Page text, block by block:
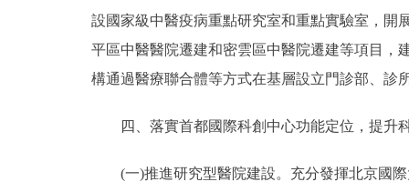
設國家級中醫疫病重點研究室和重點實驗室，開
平區中醫醫院遷建和密雲區中醫院遷建等項目，
構通過醫療聯合體等方式在基層設立門診部、診
四、落實首都國際科創中心功能定位，提升
(一)推進研究型醫院建設。充分發揮北京國際